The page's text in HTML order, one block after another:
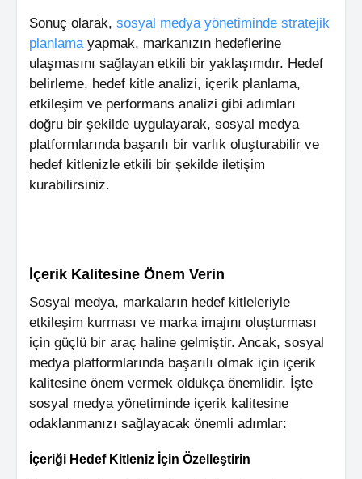
Sonuç olarak, sosyal medya yönetiminde stratejik
planlamayapmak, markanızın hedeflerine
ulaşmasını sağlayan etkili bir yaklaşımdır. Hedef
belirleme, hedef kitle analizi, içerik planlama,
etkileşim ve performans analizi gibi adımları
doğru bir şekilde uygulayarak, sosyal medya
platformlarında başarılı bir varlık oluşturabilir ve
hedef kitlenizle etkili bir şekilde iletişim
kurabilirsiniz.
İçerik Kalitesine Önem Verin
Sosyal medya, markaların hedef kitleleriyle
etkileşim kurması ve marka imajını oluşturması
için güçlü bir araç haline gelmiştir. Ancak, sosyal
medya platformlarında başarılı olmak için içerik
kalitesine önem vermek oldukça önemlidir. İşte
sosyal medya yönetiminde içerik kalitesine
odaklanmanızı sağlayacak önemli adımlar:
İçeriği Hedef Kitleniz İçin Özelleştirin